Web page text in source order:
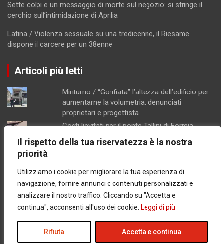
Il rispetto della tua riservatezza è la nostra
priorità
Utilizziamo i cookie per migliorare la tua esperienza di
navigazione, fornire annunci o contenuti personalizzati e
analizzare il nostro traffico. Cliccando su "Accetta e
continua", acconsenti all'uso dei cookie. Leggi di più
Rifiuta Accetta e continua
Sette colpi e un messaggio di morte sul negozio: si stringe il
cerchio sull’intimidazione di Aprilia
Latina / Violenza sessuale su una tredicenne, il Riesame
dispone il carcere per un 38enne
Articoli più letti
Minturno / “Gonfiata” l’altezza dell’edificio per
aumentarne la volumetria: denunciati
proprietari e progettista
Costi lievitati per il ponte Tallini di Formia,
l'analisi della consigliera Immacolata Arnone
Caso Mendico, crollano le iscrizioni al
Pacinotti di Santi Cosma e Damiano: soltanto
tre studenti, salta la prima classe
Concorsopoli all’Asl di Latina, licenziati